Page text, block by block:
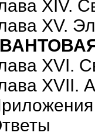
XIV.
XV.
XVI.
XVII.